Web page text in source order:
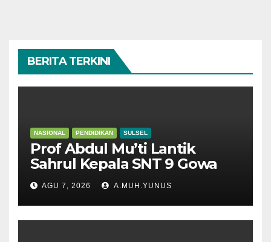
BERITA TERKINI
NASIONAL PENDIDIKAN SULSEL
Prof Abdul Mu’ti Lantik
Sahrul Kepala SNT 9 Gowa
AGU 7, 2026 A.MUH.YUNUS